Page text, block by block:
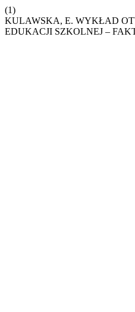
(1)
KULAWSKA, E. WYKŁAD
EDUKACJI SZKOLNEJ –